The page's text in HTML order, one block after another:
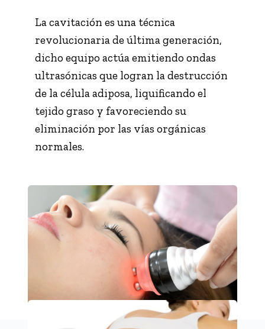
La cavitación es una técnica
revolucionaria de última generación,
dicho equipo actúa emitiendo ondas
ultrasónicas que logran la destrucción
de la célula adiposa, liquificando el
tejido graso y favoreciendo su
eliminación por las vías orgánicas
normales.
RESERVA YA